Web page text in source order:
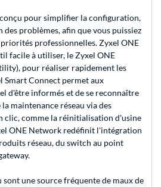
pour simplifier la configuration,
problèmes, afin que vous puissiez
professionnelles. Zyxel ONE
facile à utiliser, le Zyxel ONE
pour réaliser rapidement les
Smart Connect permet aux
d'être informés et de se reconnaître
maintenance réseau via des
clic, comme la réinitialisation d'usine
ONE Network redéfinit l'intégration
réseau, du switch au point
sont une source fréquente de maux de